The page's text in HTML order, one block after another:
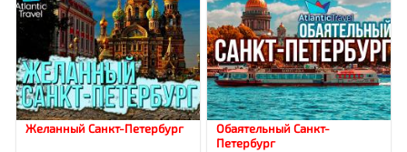
Желанный Санкт-Петербург
Обаятельный Санкт-
Петербург